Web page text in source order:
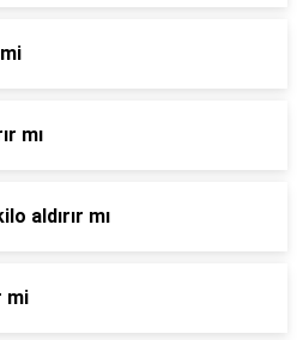
mı
aldırır mı
mi